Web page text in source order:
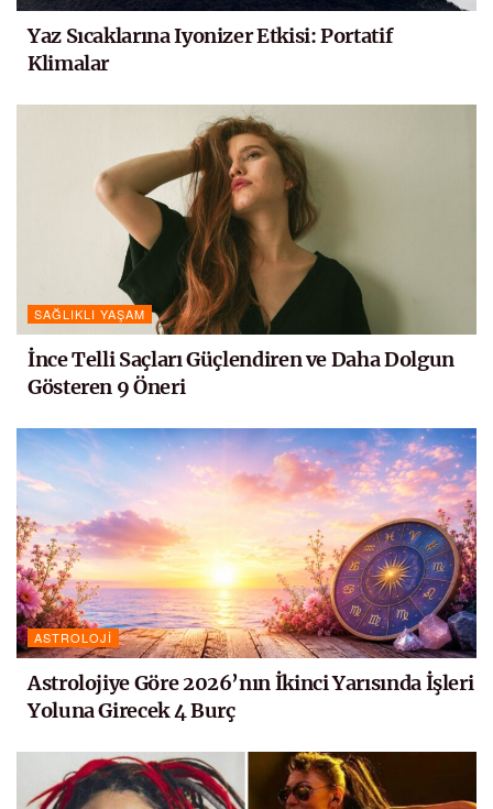
Yaz Sıcaklarına Iyonizer Etkisi: Portatif
Klimalar
SAĞLIKLI YAŞAM
İnce Telli Saçları Güçlendiren ve Daha Dolgun
Gösteren 9 Öneri
ASTROLOJI
Astrolojiye Göre 2026’nın İkinci Yarısında İşleri
Yoluna Girecek 4 Burç